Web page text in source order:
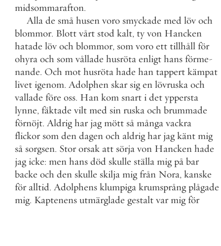
midsommarafton.
Alla de små husen voro smyckade med löv och
blommor. Blott vårt stod kalt, ty von Hancken
hatade löv och blommor, som voro ett tillhåll för
ohyra och som vållade husröta enligt hans förme-
nande. Och mot husröta hade han tappert kämpat
livet igenom. Adolphen skar sig en lövruska och
vallade före oss. Han kom snart i det yppersta
lynne, fäktade vilt med sin ruska och brummade
förnöjt. Aldrig har jag mött så många vackra
flickor som den dagen och aldrig har jag känt mig
så sorgsen. Stor orsak att sörja von Hancken hade
jag icke: men hans död skulle ställa mig på bar
backe och den skulle skilja mig från Nora, kanske
för alltid. Adolphens klumpiga krumsprång plågade
mig. Kaptenens utmärglade gestalt var mig för